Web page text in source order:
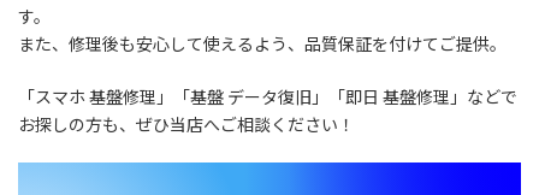
す。
また、修理後も安心して使えるよう、品質保証を付けてご提供。
「スマホ 基盤修理」「基盤 データ復旧」「即日 基盤修理」などで
お探しの方も、ぜひ当店へご相談ください！